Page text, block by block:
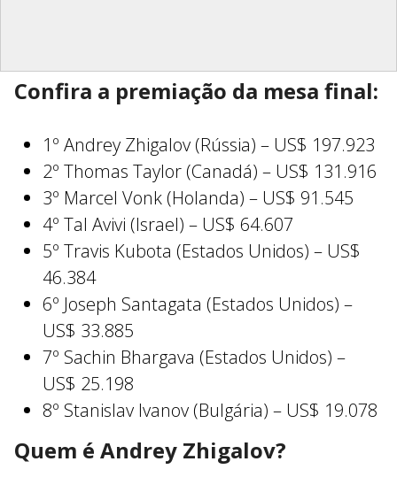
Confira a premiação da mesa final:
1º Andrey Zhigalov (Rússia) – US$ 197.923
2º Thomas Taylor (Canadá) – US$ 131.916
3º Marcel Vonk (Holanda) – US$ 91.545
4º Tal Avivi (Israel) – US$ 64.607
5º Travis Kubota (Estados Unidos) – US$
46.384
6º Joseph Santagata (Estados Unidos) –
US$ 33.885
7º Sachin Bhargava (Estados Unidos) –
US$ 25.198
8º Stanislav Ivanov (Bulgária) – US$ 19.078
Quem é Andrey Zhigalov?